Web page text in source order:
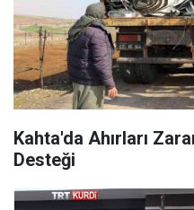
Kahta'da Ahırları
Desteği